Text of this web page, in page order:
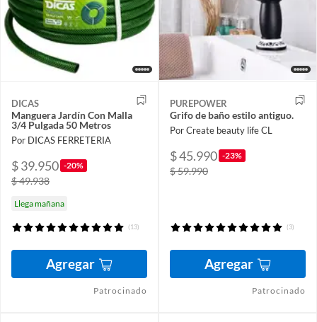
DICAS
Manguera Jardín Con Malla
3/4 Pulgada 50 Metros
Por DICAS FERRETERIA
$ 39.950 -20%
$ 49.938
Llega mañana
(13)
Agregar
Patrocinado
PUREPOWER
Grifo de baño estilo antiguo.
Por Create beauty life CL
$ 45.990 -23%
$ 59.990
(3)
Agregar
Patrocinado